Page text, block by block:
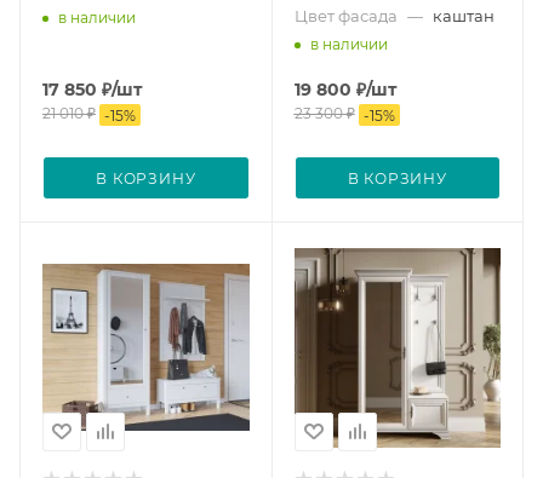
в наличии
17 850 ₽/шт
21 010₽ -15%
В КОРЗИНУ
Цвет фасада — каштан
в наличии
19 800 ₽/шт
23 300₽ -15%
В КОРЗИНУ